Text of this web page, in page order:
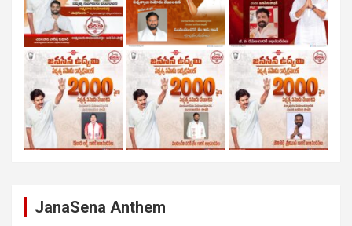
JanaSena Anthem